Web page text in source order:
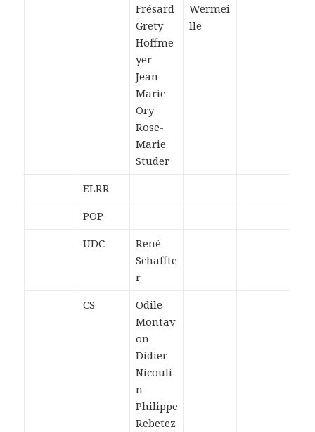
Frésard
Grety
Hoffme
yer
Jean-
Marie
Ory
Rose-
Marie
Studer
Wermei
lle
ELRR
POP
UDC
René
Schaffte
r
CS
Odile
Montav
on
Didier
Nicouli
n
Philippe
Rebetez